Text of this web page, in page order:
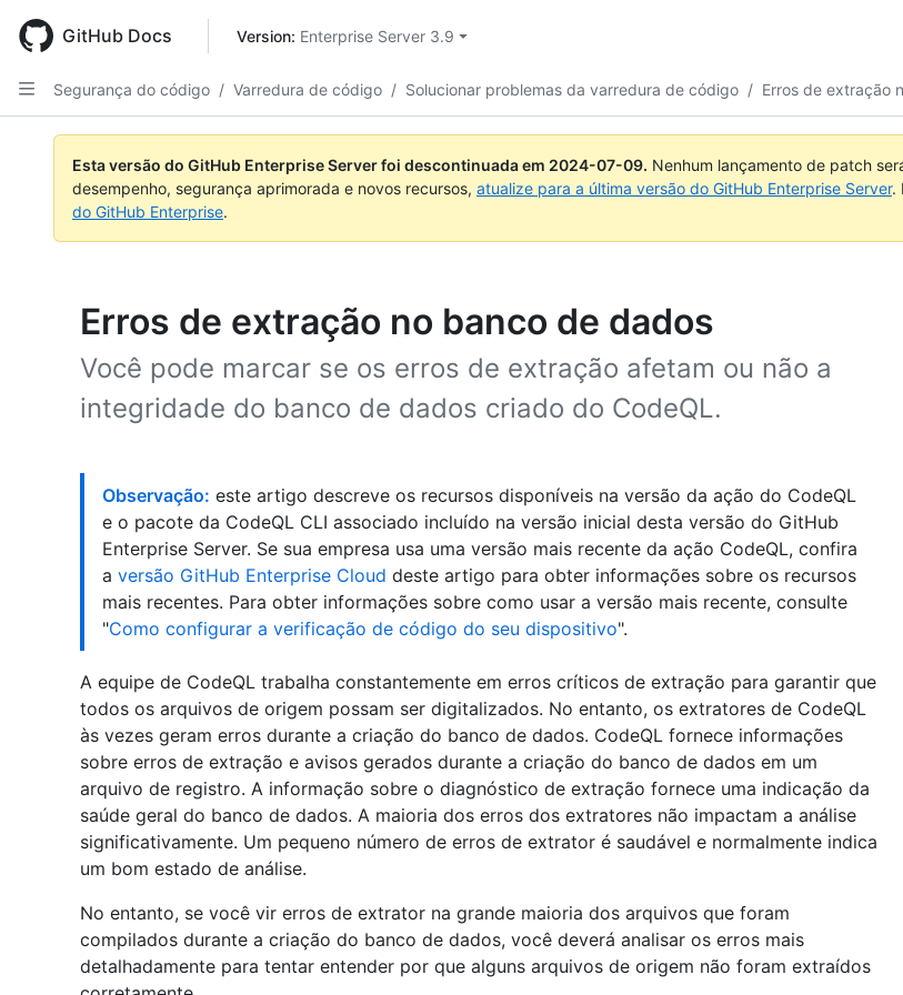
main
content
GitHub Docs Version: Enterprise Server 3.9
Segurança do código / Varredura de código / Solucionar problemas da varredura de código / Erros de extração
Esta versão do GitHub Enterprise Server foi descontinuada em 2024-07-09. Nenhum lançamento de patch
desempenho, segurança aprimorada e novos recursos, atualize para a última versão do GitHub Enterprise Server.
do GitHub Enterprise.
Erros de extração no banco de dados
Você pode marcar se os erros de extração afetam ou não a
integridade do banco de dados criado do CodeQL.
Observação: este artigo descreve os recursos disponíveis na versão da ação do CodeQL
e o pacote da CodeQL CLI associado incluído na versão inicial desta versão do GitHub
Enterprise Server. Se sua empresa usa uma versão mais recente da ação CodeQL, confira
a versão GitHub Enterprise Cloud deste artigo para obter informações sobre os recursos
mais recentes. Para obter informações sobre como usar a versão mais recente, consulte
"Como configurar a verificação de código do seu dispositivo".
A equipe de CodeQL trabalha constantemente em erros críticos de extração para garantir que
todos os arquivos de origem possam ser digitalizados. No entanto, os extratores de CodeQL
às vezes geram erros durante a criação do banco de dados. CodeQL fornece informações
sobre erros de extração e avisos gerados durante a criação do banco de dados em um
arquivo de registro. A informação sobre o diagnóstico de extração fornece uma indicação da
saúde geral do banco de dados. A maioria dos erros dos extratores não impactam a análise
significativamente. Um pequeno número de erros de extrator é saudável e normalmente indica
um bom estado de análise.
No entanto, se você vir erros de extrator na grande maioria dos arquivos que foram
compilados durante a criação do banco de dados, você deverá analisar os erros mais
detalhadamente para tentar entender por que alguns arquivos de origem não foram extraídos